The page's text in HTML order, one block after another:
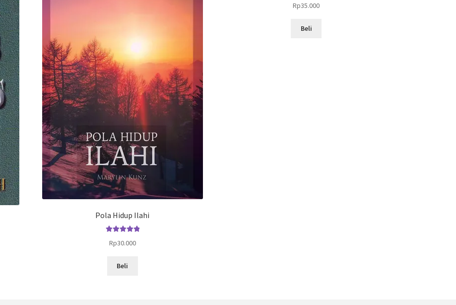
Pola Hidup Ilahi
dari 5
Rp30.000
Beli
Rp35.000
Beli